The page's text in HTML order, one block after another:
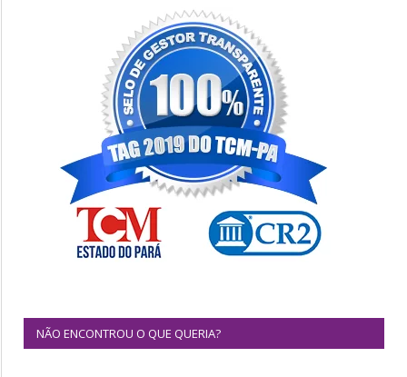
NÃO ENCONTROU O QUE QUERIA?